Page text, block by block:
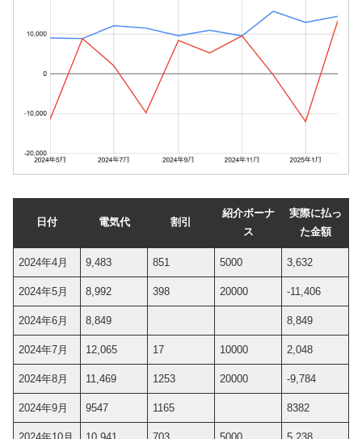
日付 電気代 割引
紹介ボーナ
ス
実際に払っ
た金額
2024年4月 9,483 851 5000 3,632
2024年5月 8,992 398 20000 -11,406
2024年6月 8,849 8,849
2024年7月 12,065 17 10000 2,048
2024年8月 11,469 1253 20000 -9,784
2024年9月 9547 1165 8382